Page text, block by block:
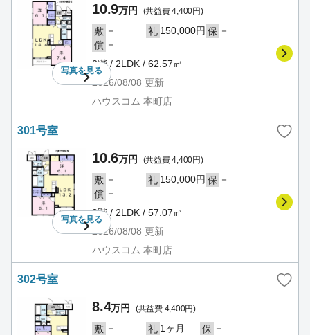
写真を見る
10.9万円 (共益費 4,400円)
敷 － 礼 150,000円 保 －
償 －
2階 / 2LDK / 62.57㎡
2026/08/08 更新
ハウスコム 本町店
301号室
写真を見る
10.6万円 (共益費 4,400円)
敷 － 礼 150,000円 保 －
償 －
3階 / 2LDK / 57.07㎡
2026/08/08 更新
ハウスコム 本町店
302号室
8.4万円 (共益費 4,400円)
敷 － 礼 1ヶ月 保 －